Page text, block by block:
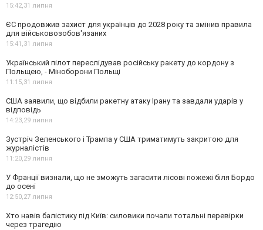
15:42,31 липня
ЄС продовжив захист для українців до 2028 року та змінив правила
для військовозобов'язаних
15:41,31 липня
Український пілот переслідував російську ракету до кордону з
Польщею, - Міноборони Польщі
11:15,31 липня
США заявили, що відбили ракетну атаку Ірану та завдали ударів у
відповідь
14:23,29 липня
Зустріч Зеленського і Трампа у США триматимуть закритою для
журналістів
11:20,29 липня
У Франції визнали, що не зможуть загасити лісові пожежі біля Бордо
до осені
12:50,27 липня
Хто навів балістику під Київ: силовики почали тотальні перевірки
через трагедію